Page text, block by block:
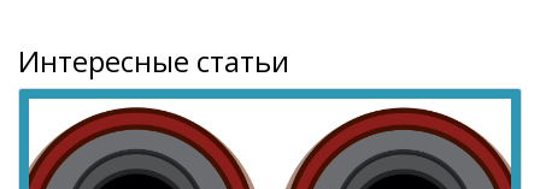
Интересные статьи